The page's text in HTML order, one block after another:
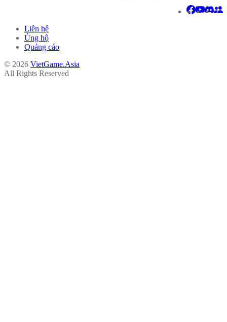
Liên hệ
Ủng hộ
Quảng cáo
© 2026 VietGame.Asia
All Rights Reserved